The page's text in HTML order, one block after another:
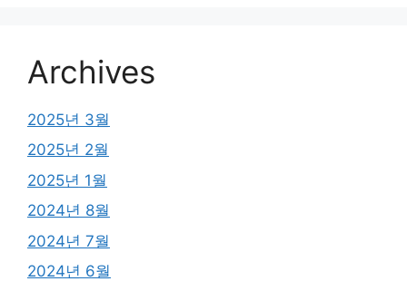
Archives
2025년 3월
2025년 2월
2025년 1월
2024년 8월
2024년 7월
2024년 6월